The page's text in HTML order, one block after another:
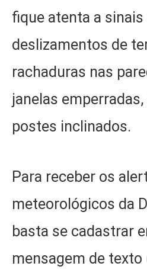
fique atenta a
deslizamentos de
rachaduras nas
janelas
postes inclinados.
Para receber os
meteorológicos da
basta se cadastrar
mensagem de texto